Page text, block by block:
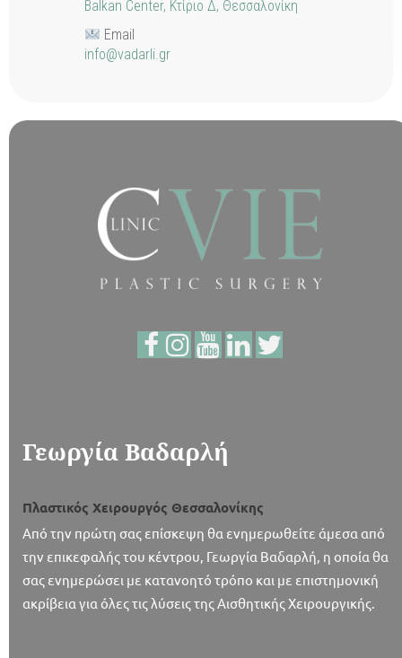
Balkan Center, Κτίριο Δ, Θεσσαλονίκη
Email
info@vadarli.gr
Γεωργία Βαδαρλή
Πλαστικός Χειρουργός Θεσσαλονίκης
Από την πρώτη σας επίσκεψη θα ενημερωθείτε άμεσα από
την επικεφαλής του κέντρου, Γεωργία Βαδαρλή, η οποία θα
σας ενημερώσει με κατανοητό τρόπο και με επιστημονική
ακρίβεια για όλες τις λύσεις της Αισθητικής Χειρουργικής.